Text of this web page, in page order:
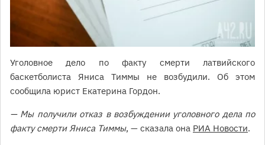
Уголовное дело по факту смерти латвийского
баскетболиста Яниса Тиммы не возбудили. Об этом
сообщила юрист Екатерина Гордон.
— Мы получили отказ в возбуждении уголовного дела по
факту смерти Яниса Тиммы, — сказала она РИА Новости.